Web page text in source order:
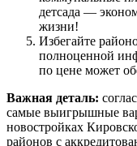
детсада —
жизни!
Избегайте
полноценной
по цене может
Важная деталь:
самые выигрышные
новостройках
районов с